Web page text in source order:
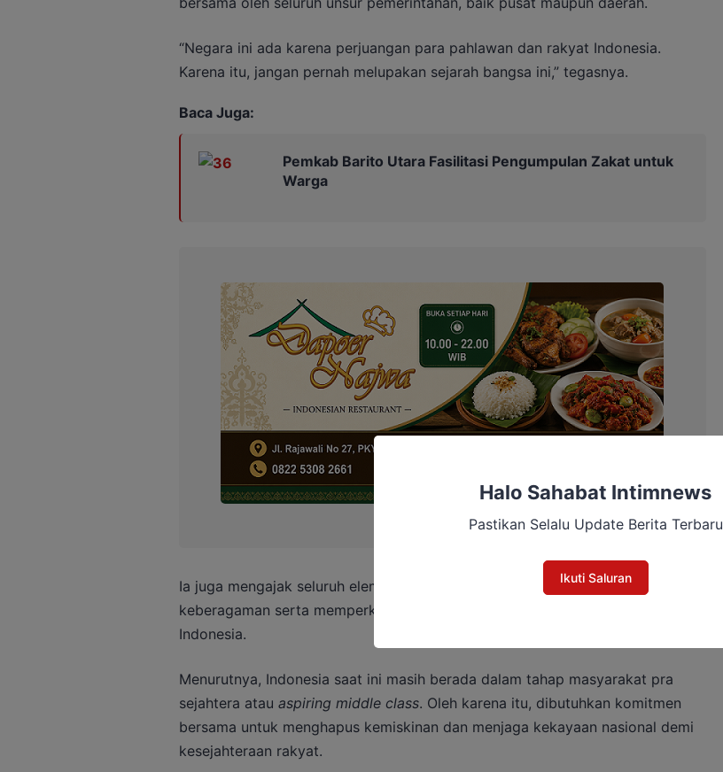
“Negara ini ada karena perjuangan para pahlawan dan rakyat Indonesia.
Karena itu, jangan pernah melupakan sejarah bangsa ini,” tegasnya.
Baca Juga:
Pemkab Barito Utara Fasilitasi Pengumpulan Zakat untuk
Warga
Ia juga mengajak seluruh elemen bangsa untuk menjaga persatuan di tengah
keberagaman serta memperkuat semangat kebersamaan dalam membangun
Indonesia.
Menurutnya, Indonesia saat ini masih berada dalam tahap masyarakat pra
sejahtera atau aspiring middle class. Oleh karena itu, dibutuhkan komitmen
bersama untuk menghapus kemiskinan dan menjaga kekayaan nasional demi
kesejahteraan rakyat.
Halo Sahabat Intimnews
Pastikan Selalu Update Berita Terbaru
Ikuti Saluran